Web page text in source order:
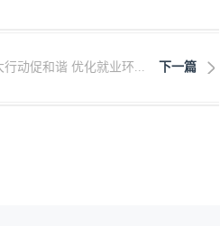
下一篇
行动促和谐 优化就业环...